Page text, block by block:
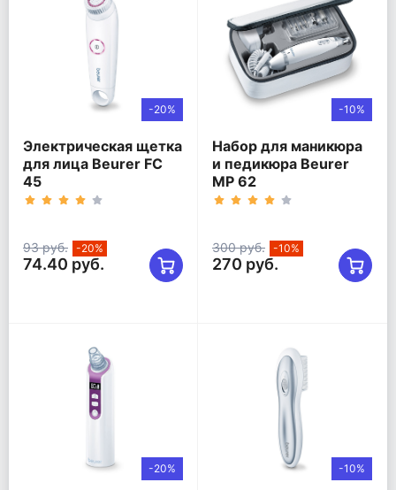
-20%
Электрическая щетка
для лица Beurer FC
45
93 руб. -20%
74.40 руб.
-10%
Набор для маникюра
и педикюра Beurer
MP 62
300 руб. -10%
270 руб.
-20% -10%